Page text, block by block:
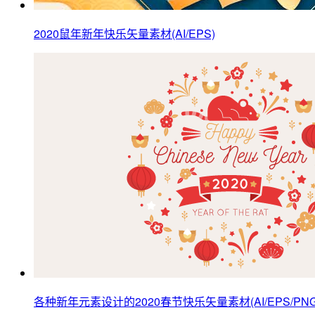
2020鼠年新年快乐矢量素材(AI/EPS)
各种新年元素设计的2020春节快乐矢量素材(AI/EPS/